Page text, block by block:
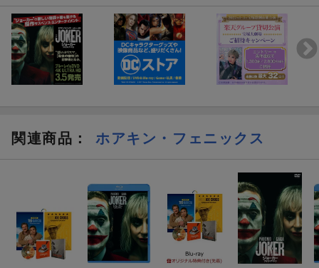
関連商品 ： ホアキン・フェニックス